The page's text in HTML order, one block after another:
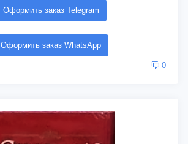
Оформить заказ Telegram
Оформить заказ WhatsApp
0